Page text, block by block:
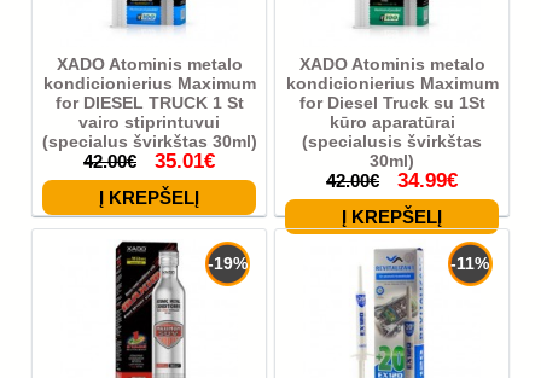
XADO Atominis metalo
kondicionierius Maximum
for DIESEL TRUCK 1 St
vairo stiprintuvui
(specialus švirkštas 30ml)
42.00€ 35.01€
XADO Atominis metalo
kondicionierius Maximum
for Diesel Truck su 1St
kūro aparatūrai
(specialusis švirkštas
30ml)
42.00€ 34.99€
-19% -11%